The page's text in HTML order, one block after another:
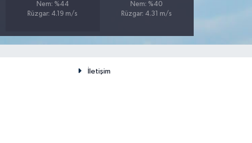
Nem: %44
Rüzgar: 4.19 m/s
Nem: %40
Rüzgar: 4.31 m/s
İletişim